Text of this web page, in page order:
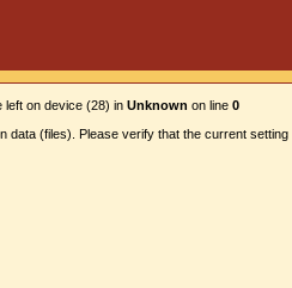
left on device (28) in Unknown on line 0
data (files). Please verify that the current